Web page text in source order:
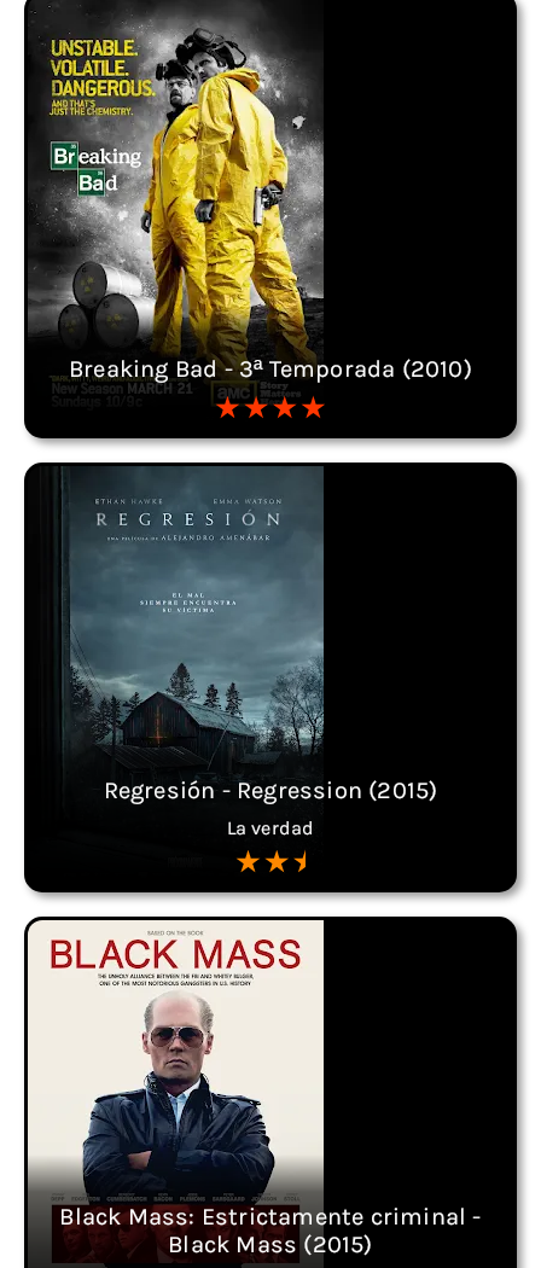
Breaking Bad - 3ª Temporada (2010)
Regresión - Regression (2015)
La verdad
Black Mass: Estrictamente criminal -
Black Mass (2015)